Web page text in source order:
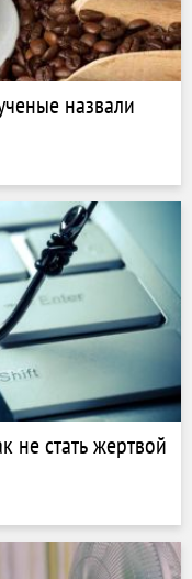
назвали
не стать жертвой